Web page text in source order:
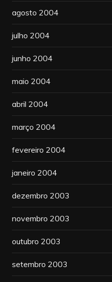
agosto 2004
julho 2004
junho 2004
maio 2004
abril 2004
março 2004
fevereiro 2004
janeiro 2004
dezembro 2003
novembro 2003
outubro 2003
setembro 2003